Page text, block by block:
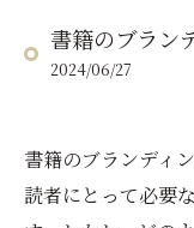
書籍のブラン
2024/06/27
書籍のブランディ
読者にとって必要